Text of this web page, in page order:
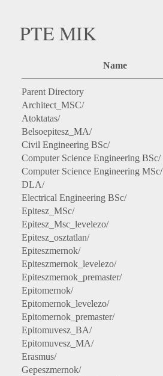
PTE MIK
Name
Parent Directory
Architect_MSC/
Atoktatas/
Belsoepitesz_MA/
Civil Engineering BSc/
Computer Science Engineering BSc/
Computer Science Engineering MSc/
DLA/
Electrical Engineering BSc/
Epitesz_MSc/
Epitesz_Msc_levelezo/
Epitesz_osztatlan/
Epiteszmernok/
Epiteszmernok_levelezo/
Epiteszmernok_premaster/
Epitomernok/
Epitomernok_levelezo/
Epitomernok_premaster/
Epitomuvesz_BA/
Epitomuvesz_MA/
Erasmus/
Gepeszmernok/